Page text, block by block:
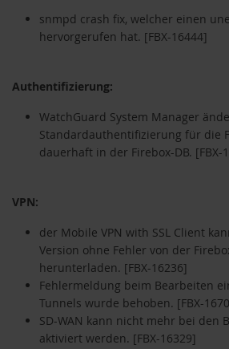
snmpd crash fix, welcher einen
hervorgerufen hat. [FBX-16444]
Authentifizierung:
WatchGuard System Manager
Standardauthentifizierung für die
dauerhaft in der Firebox-DB. [FBX-
VPN:
der Mobile VPN with SSL Client
Version ohne Fehler von der
herunterladen. [FBX-16236]
Fehlermeldung beim Bearbeiten
Tunnels wurde behoben. [FBX-
SD-WAN kann nicht mehr bei den
aktiviert werden. [FBX-16329]